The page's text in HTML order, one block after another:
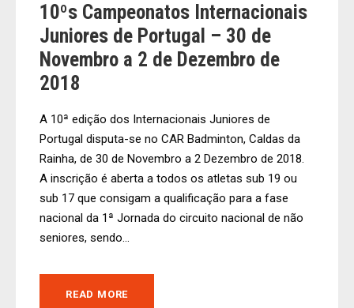
10ºs Campeonatos Internacionais
Juniores de Portugal – 30 de
Novembro a 2 de Dezembro de
2018
A 10ª edição dos Internacionais Juniores de
Portugal disputa-se no CAR Badminton, Caldas da
Rainha, de 30 de Novembro a 2 Dezembro de 2018.
A inscrição é aberta a todos os atletas sub 19 ou
sub 17 que consigam a qualificação para a fase
nacional da 1ª Jornada do circuito nacional de não
seniores, sendo...
READ MORE